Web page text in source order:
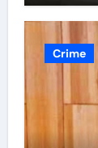
Crime